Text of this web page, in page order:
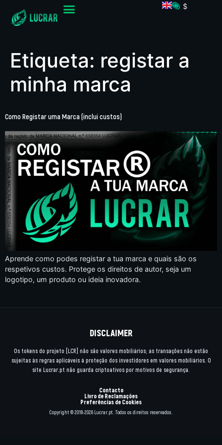
$
Etiqueta: registar a
minha marca
Como Registar uma Marca (inclui custos)
Aprende como podes registar a tua marca e quais são os
respetivos custos. Protege os direitos de autor, seja um
logotipo, um produto ou ideia inovadora.
DISCLAIMER
Os tokens do projeto [LCR] não são valores mobiliários; as transações não estão
sujeitas às regras aplicáveis à proteção dos investidores em valores mobiliários. O
site Lucrar.pt não guarda criptoativos por motivos de segurança.
Contacto
Livro de Reclamações
Preferências de Cookies
Copyright © 2018-2026 Lucrar.pt. Todos os direitos reservados.